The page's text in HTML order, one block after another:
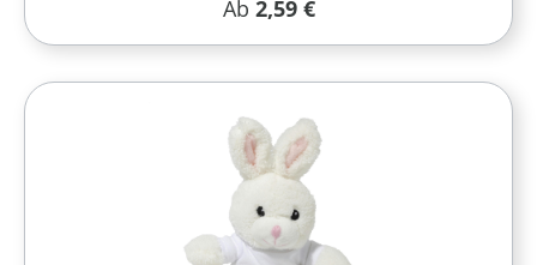
Regulärer Preis:
Ab 2,59 €